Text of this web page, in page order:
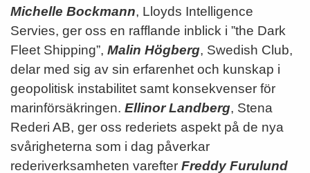
Michelle Bockmann, Lloyds Intelligence
Servies, ger oss en rafflande inblick i ”the Dark
Fleet Shipping”, Malin Högberg, Swedish Club,
delar med sig av sin erfarenhet och kunskap i
geopolitisk instabilitet samt konsekvenser för
marinförsäkringen. Ellinor Landberg, Stena
Rederi AB, ger oss rederiets aspekt på de nya
svårigheterna som i dag påverkar
rederiverksamheten varefter Freddy Furulund